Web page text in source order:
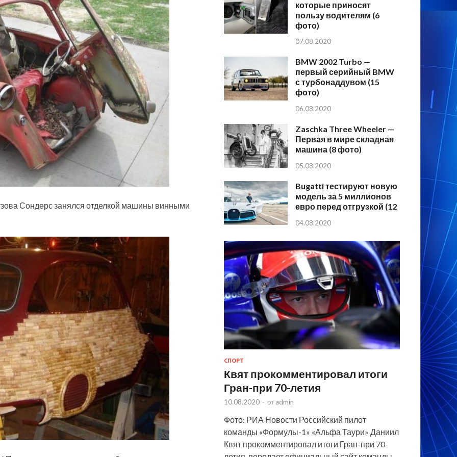
Сондерс занялся отделкой машины винными
которые приносят
пользу водителям (6
фото)
07.08.2020
BMW 2002 Turbo —
первый серийный BMW
с турбонаддувом (15
фото)
06.08.2020
Zaschka Three Wheeler —
Первая в мире складная
машина (8 фото)
05.08.2020
Bugatti тестируют новую
модель за 5 миллионов
евро перед отгрузкой (12
04.08.2020
СПОРТ
Квят прокомментировал итоги
Гран-при 70-летия
10.08.2020 - от admin
Фото: РИА Новости Российский пилот
команды «Формулы-1» «Альфа Таури» Даниил
Квят прокомментировал итоги Гран-при 70-